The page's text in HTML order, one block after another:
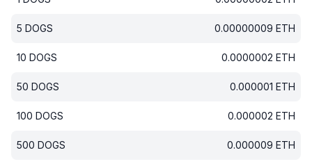
5 DOGS 0.00000009 ETH
10 DOGS 0.0000002 ETH
50 DOGS 0.000001 ETH
100 DOGS 0.000002 ETH
500 DOGS 0.000009 ETH